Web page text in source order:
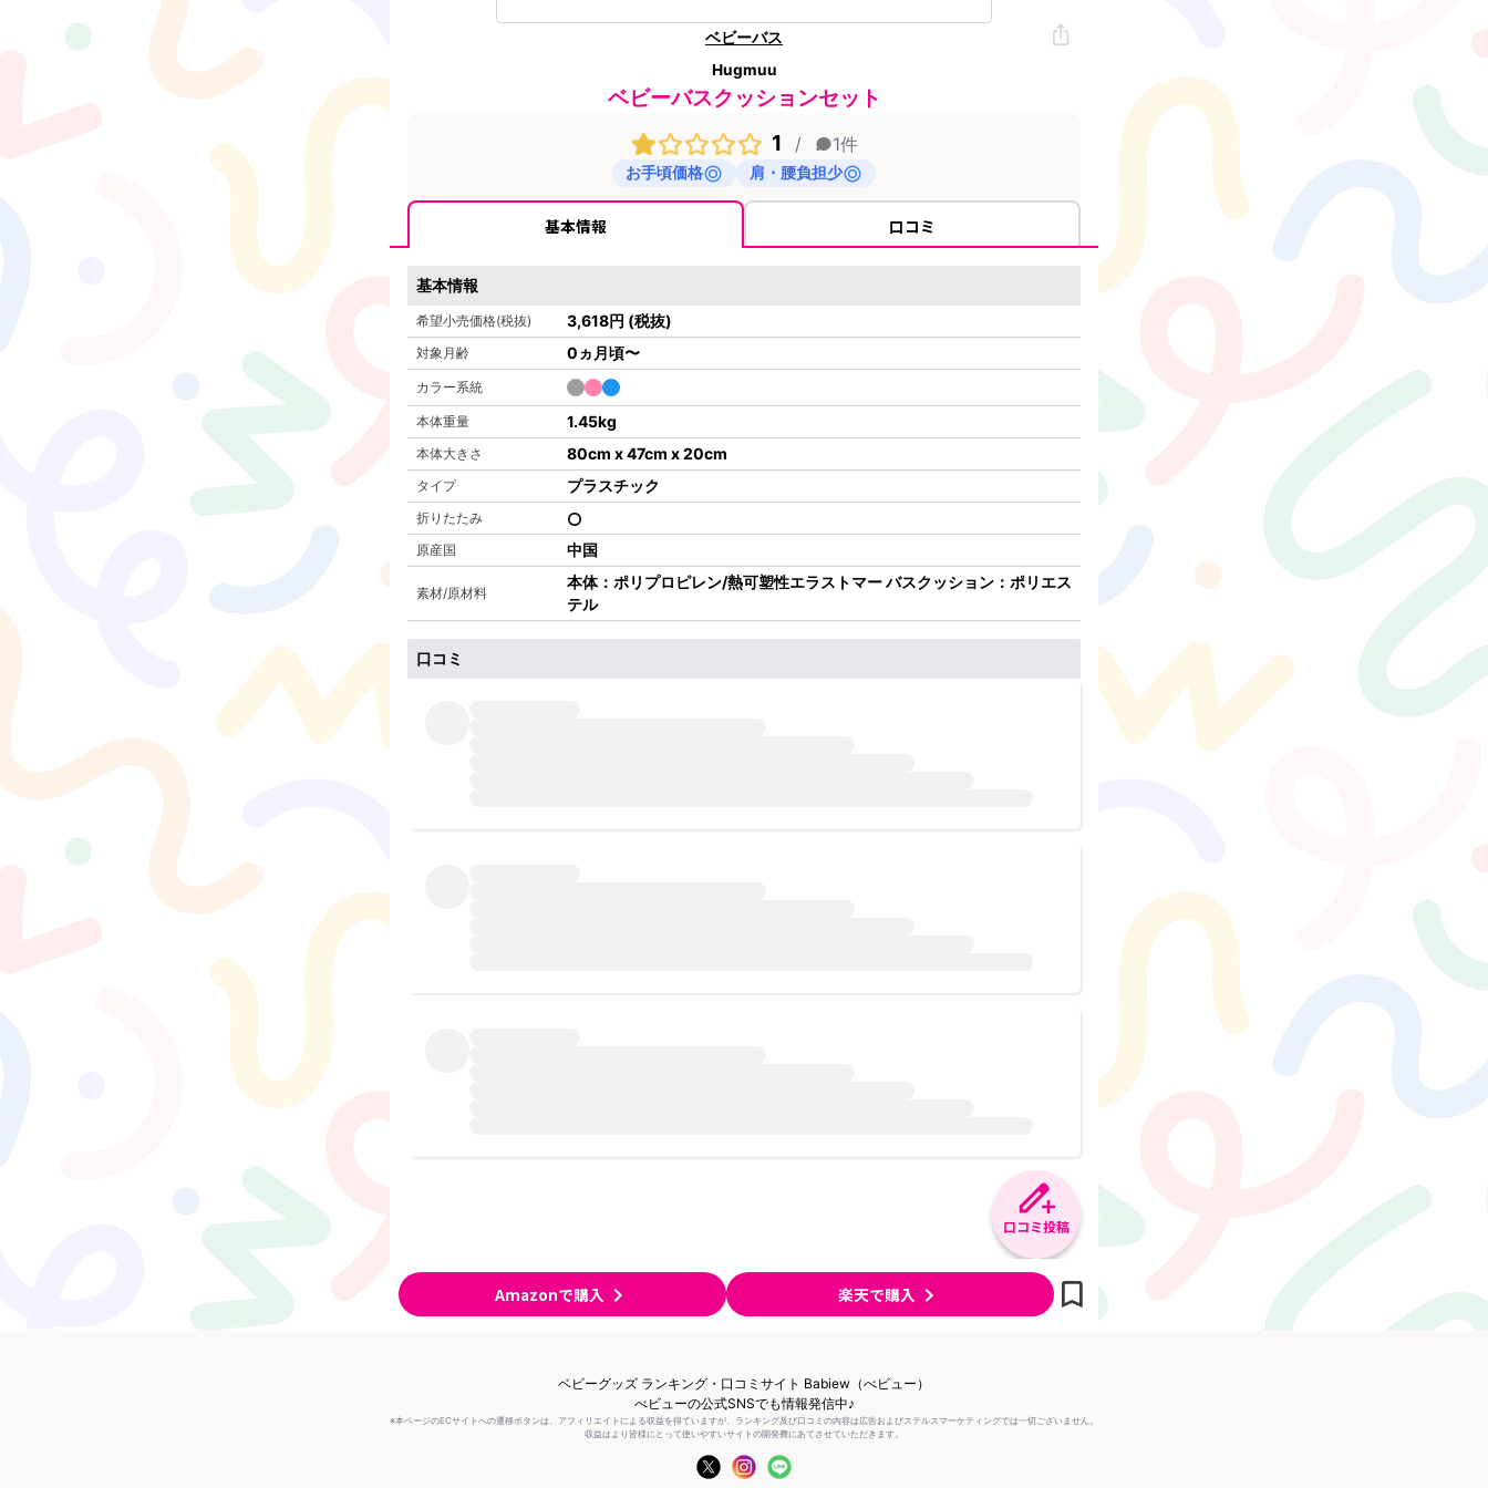
ベビーバス
Hugmuu
ベビーバスクッションセット
1
/ 1件
お手頃価格 肩・腰負担少
基本情報 口コミ
基本情報
希望小売価格(税抜) 3,618円 (税抜)
対象月齢 0ヵ月頃〜
カラー系統
本体重量 1.45kg
本体大きさ 80cm x 47cm x 20cm
タイプ プラスチック
折りたたみ
原産国
中国
素材/原材料
本体：ポリプロピレン/熱可塑性エラストマー バスクッション：ポリエス
テル
口コミ
口コミ投稿
Amazonで購入 楽天で購入
ベビーグッズ ランキング・口コミサイト Babiew（べビュー）
べビューの公式SNSでも情報発信中♪
※本ページのECサイトへの遷移ボタンは、アフィリエイトによる収益を得ていますが、ランキング及び口コミの内容は広告およびステルスマーケティングでは一切ございません。
収益はより皆様にとって使いやすいサイトの開発費にあてさせていただきます。